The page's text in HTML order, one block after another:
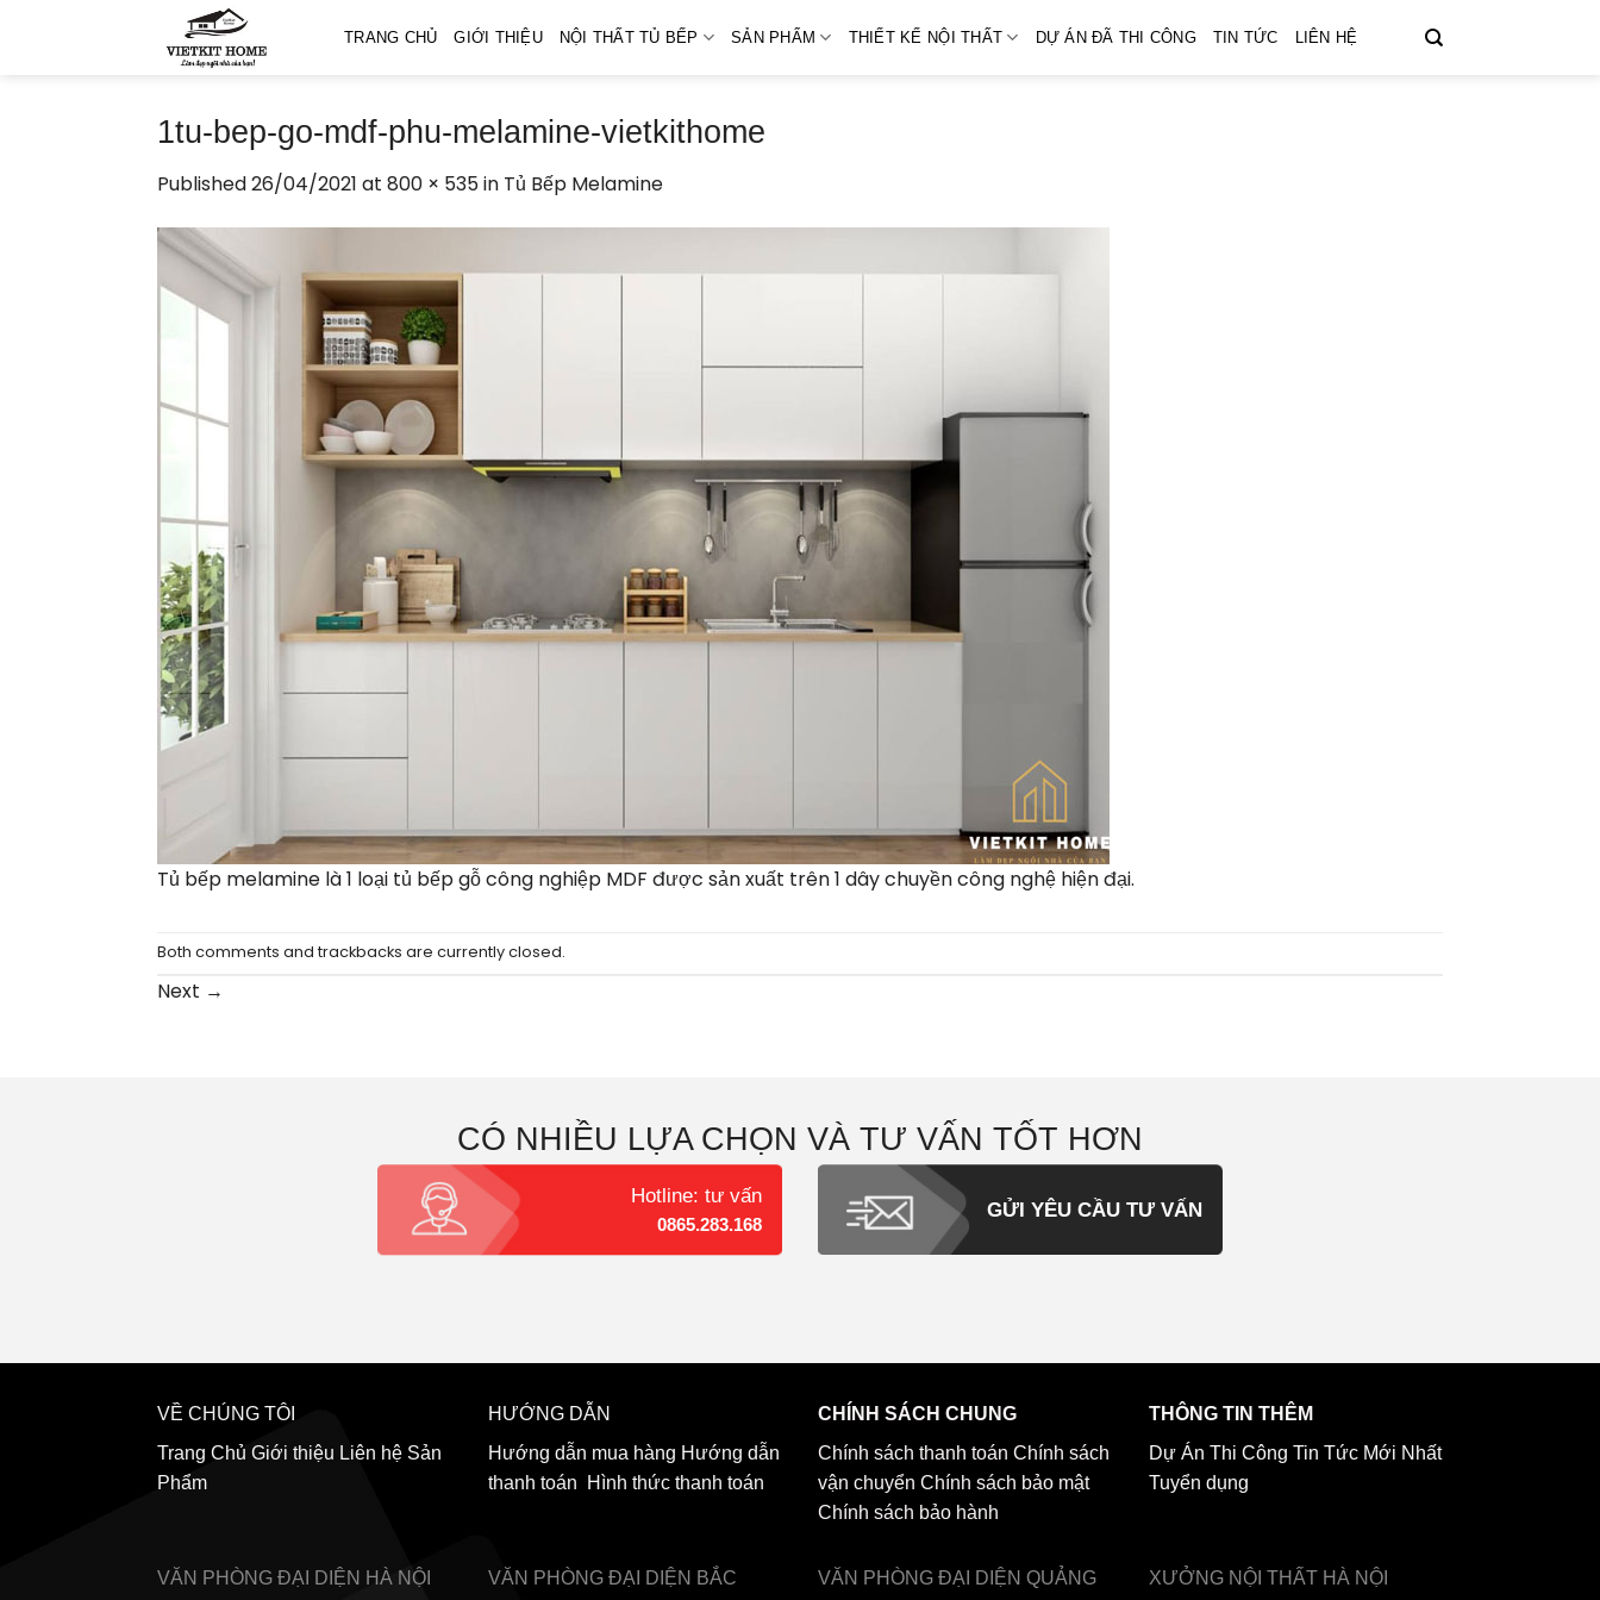
TRANG CHỦ GIỚI THIỆU NỘI THẤT TỦ BẾP SẢN PHẨM THIẾT KẾ NỘI THẤT DỰ ÁN ĐÃ THI CÔNG TIN TỨC LIÊN HỆ
1tu-bep-go-mdf-phu-melamine-vietkithome
Published26/04/2021 at 800 × 535in Tủ Bếp Melamine
Tủ bếp melamine là 1 loại tủ bếp gỗ công nghiệp MDF được sản xuất trên 1 dây chuyền công nghệ hiện đại.
Both comments and trackbacks are currently closed.
Next →
CÓ NHIỀU LỰA CHỌN VÀ TƯ VẤN TỐT HƠN
Hotline: tư vấn
0865.283.168
GỬI YÊU CẦU TƯ VẤN
VỀ CHÚNG TÔI
Trang Chủ Giới thiệu Liên hệ Sản
Phẩm
HƯỚNG DẪN
Hướng dẫn mua hàng Hướng dẫn
thanh toán
Hình thức thanh toán
CHÍNH SÁCH CHUNG
Chính sách thanh toán Chính sách
vận chuyển Chính sách bảo mật
Chính sách bảo hành
THÔNG TIN THÊM
Dự Án Thi Công Tin Tức Mới Nhất
Tuyển dụng
VĂN PHÒNG ĐẠI DIỆN HÀ NỘI VĂN PHÒNG ĐẠI DIỆN BẮC
VĂN PHÒNG ĐẠI DIỆN QUẢNG
XƯỞNG NỘI THẤT HÀ NỘI